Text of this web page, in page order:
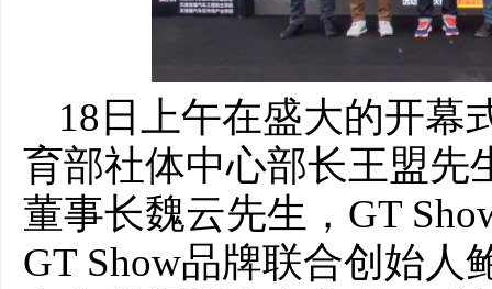
18日上午在盛大的开幕
育部社体中心部长王盟先
董事长魏云先生，GT
GT Show品牌联合创始人